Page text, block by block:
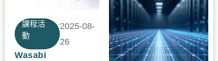
課程活
動
2025-08-
26
Wasabi